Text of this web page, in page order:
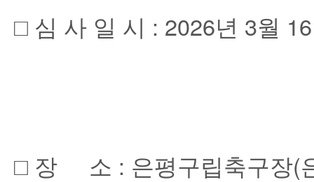
□ 심 사 일 시 : 2026년 3월
□ 장 소 : 은평구립축구장(